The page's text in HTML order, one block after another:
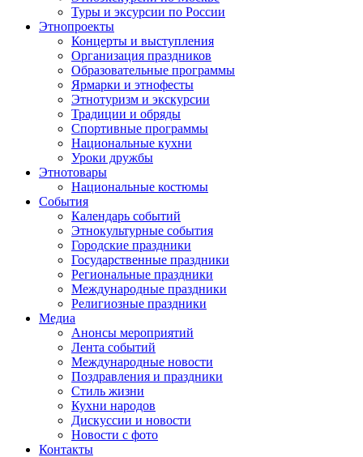
Туры и эксурсии по России
Этнопроекты
Концерты и выступления
Организация праздников
Образовательные программы
Ярмарки и этнофесты
Этнотуризм и экскурсии
Традиции и обряды
Спортивные программы
Национальные кухни
Уроки дружбы
Этнотовары
Национальные костюмы
События
Календарь событий
Этнокультурные события
Городские праздники
Государственные праздники
Региональные праздники
Международные праздники
Религиозные праздники
Медиа
Анонсы мероприятий
Лента событий
Международные новости
Поздравления и праздники
Cтиль жизни
Кухни народов
Дискуссии и новости
Новости с фото
Контакты